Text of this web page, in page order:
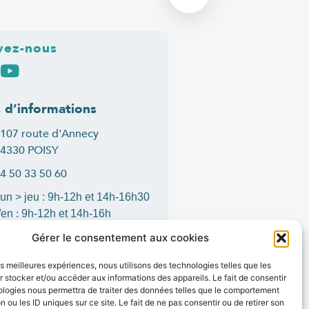
Gérer le consentement aux cookies
meilleures expériences, nous utilisons des technologies telles que les
stocker et/ou accéder aux informations des appareils. Le fait de consentir
nous permettra de traiter des données telles que le comportement
ou les ID uniques sur ce site. Le fait de ne pas consentir ou de retirer son
nous
d’informations
route d'Annecy
POISY
50 33 50 60
> jeu : 9h-12h et 14h-16h30
:9h-12h et 14h-16h
Contact
1